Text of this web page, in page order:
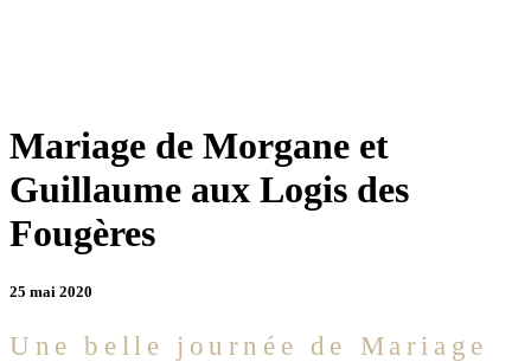
Mariage de Morgane et
Guillaume aux Logis des
Fougères
25 mai 2020
Une belle journée de Mariage